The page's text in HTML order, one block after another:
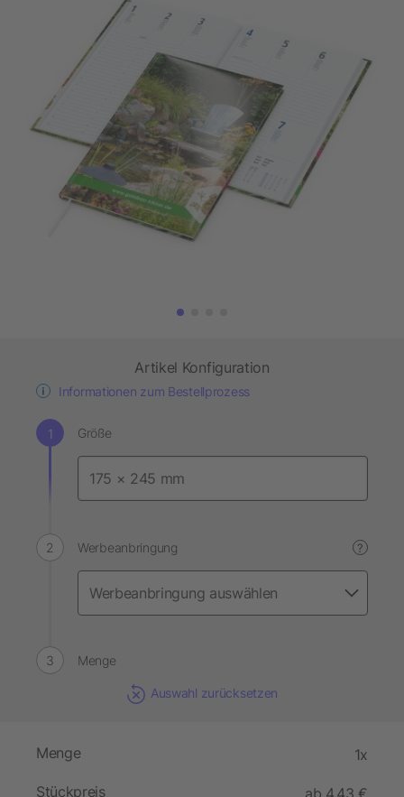
Artikel Konfiguration
Informationen zum Bestellprozess
Größe
Werbeanbringung ?
Menge
Auswahl zurücksetzen
Menge 1x
Stückpreis